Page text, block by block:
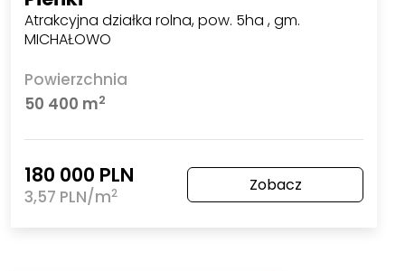
Atrakcyjna działka rolna, pow. 5ha , gm.
MICHAŁOWO
Powierzchnia
50 400 m2
180 000 PLN
3,57 PLN/m2 Zobacz